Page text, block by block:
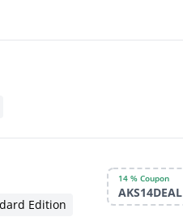
Edition
14 % Coupon
AKS14DEAL